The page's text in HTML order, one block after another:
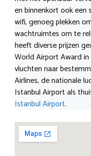
en binnenkort ook een
wifi, genoeg plekken
wachtruimtes om te
heeft diverse prijzen
World Airport Award
vluchten naar
Airlines, de nationale
Istanbul Airport als
Istanbul Airport.